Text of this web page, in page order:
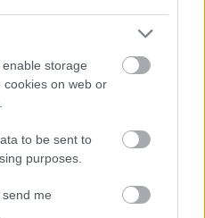
storage
cookies on web or
to be sent to
purposes.
me
ÜNNEPE
UTAZUNK, HANEM
TÁRSASÁGRA”